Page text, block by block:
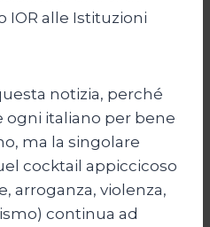
IOR alle Istituzioni
notizia, perché
italiano per bene
ma la singolare
cocktail appiccicoso
arroganza, violenza,
continua ad